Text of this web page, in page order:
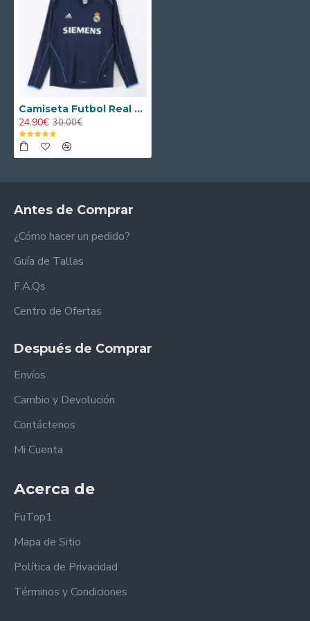
Camiseta Futbol Real Madrid Visitante 2005/06 Clasico ML
24.90€ 30.00€
Antes de Comprar
¿Cómo hacer un pedido?
Guía de Tallas
F.A.Qs
Centro de Ofertas
Después de Comprar
Envíos
Cambio y Devolución
Contáctenos
Mi Cuenta
Acerca de
FuTop1
Mapa de Sitio
Política de Privacidad
Términos y Condiciones